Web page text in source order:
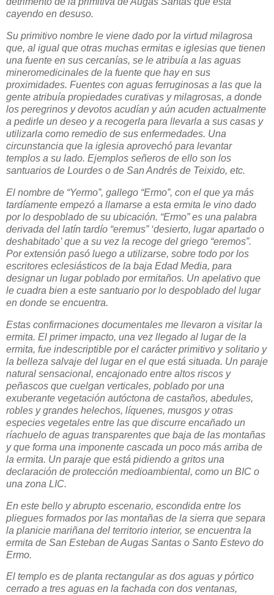
cayendo en desuso.
Su primitivo nombre le viene dado por la virtud milagrosa
que, al igual que otras muchas ermitas e iglesias que tienen
una fuente en sus cercanías, se le atribuía a las aguas
mineromedicinales de la fuente que hay en sus
proximidades. Fuentes con aguas ferruginosas a las que la
gente atribuía propiedades curativas y milagrosas, a donde
los peregrinos y devotos acudían y aún acuden actualmente
a pedirle un deseo y a recogerla para llevarla a sus casas y
utilizarla como remedio de sus enfermedades. Una
circunstancia que la iglesia aprovechó para levantar
templos a su lado. Ejemplos señeros de ello son los
santuarios de Lourdes o de San Andrés de Teixido, etc.
El nombre de “Yermo”, gallego “Ermo”, con el que ya más
tardíamente empezó a llamarse a esta ermita le vino dado
por lo despoblado de su ubicación. “Ermo” es una palabra
derivada del latín tardío “eremus” ‘desierto, lugar apartado o
deshabitado’ que a su vez la recoge del griego “eremos”.
Por extensión pasó luego a utilizarse, sobre todo por los
escritores eclesiásticos de la baja Edad Media, para
designar un lugar poblado por ermitaños. Un apelativo que
le cuadra bien a este santuario por lo despoblado del lugar
en donde se encuentra.
Estas confirmaciones documentales me llevaron a visitar la
ermita. El primer impacto, una vez llegado al lugar de la
ermita, fue indescriptible por el carácter primitivo y solitario y
la belleza salvaje del lugar en el que está situada. Un paraje
natural sensacional, encajonado entre altos riscos y
peñascos que cuelgan verticales, poblado por una
exuberante vegetación autóctona de castaños, abedules,
robles y grandes helechos, líquenes, musgos y otras
especies vegetales entre las que discurre encañado un
ríachuelo de aguas transparentes que baja de las montañas
y que forma una imponente cascada un poco más arriba de
la ermita. Un paraje que está pidiendo a gritos una
declaración de protección medioambiental, como un BIC o
una zona LIC.
En este bello y abrupto escenario, escondida entre los
pliegues formados por las montañas de la sierra que separa
la planicie mariñana del territorio interior, se encuentra la
ermita de San Esteban de Augas Santas o Santo Estevo do
Ermo.
El templo es de planta rectangular as dos aguas y pórtico
cerrado a tres aguas en la fachada con dos ventanas,